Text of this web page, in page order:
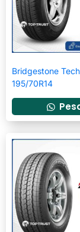
Bridgestone
195/70R14